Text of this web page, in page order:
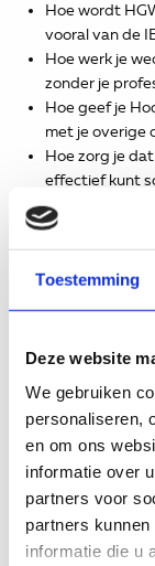
Toestemming
Deze website
We gebruiken
personaliseren,
en om ons
informatie over
partners voor
partners
informatie die u
Hoe wordt
vooral van de
Hoe werk je
zonder je
Hoe geef je
met je overige
Hoe zorg je
effectief kunt
De
concrete
hoe beweging te
zorgen we voor
werkt in onderwijs
overzicht naar
blijven we
mogelijkheden en
Deze
netwerk die
intern
andere